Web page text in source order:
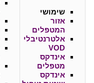
שימושי
אזור
המטפלים
אלטרנטיבלי
VOD
אינדקס
מטפלים
אינדקס